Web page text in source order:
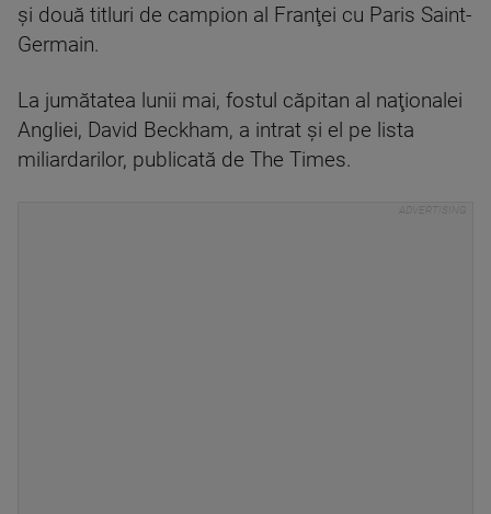
şi două titluri de campion al Franţei cu Paris Saint-
Germain.
La jumătatea lunii mai, fostul căpitan al naţionalei
Angliei, David Beckham, a intrat şi el pe lista
miliardarilor, publicată de The Times.